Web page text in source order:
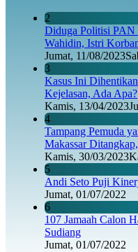
2
Diduga Politisi PAN
Wahidin, Istri
Jumat, 11/08/2023
3
Kasus Ini
Kejelasan, Ada Apa?
Kamis, 13/04/2023
4
Tampang Pemuda
Makassar
Kamis, 30/03/2023
5
Andi Seto Puji
Jumat, 01/07/2022
6
107 Jamaah Calon
Sudiang
Jumat, 01/07/2022